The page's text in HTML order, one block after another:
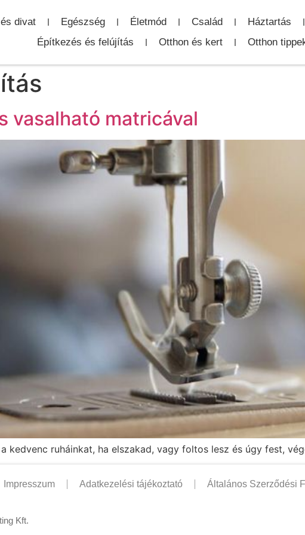
divat Egészség Életmód Család Háztartás
Építkezés és felújítás
Otthon és kert Otthon
vasalható matricával
kedvenc ruháinkat, ha elszakad, vagy foltos lesz és úgy fest,
Impresszum Adatkezelési tájékoztató Általános Szerződési
Kft.